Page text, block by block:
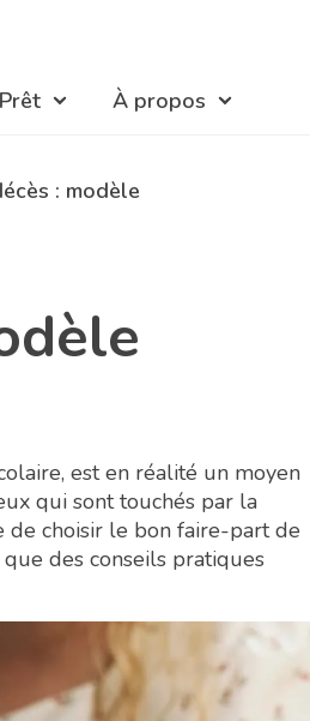
Prêt À propos
: modèle
est en réalité un moyen
qui sont touchés par la
de choisir le bon faire-part de
des conseils pratiques